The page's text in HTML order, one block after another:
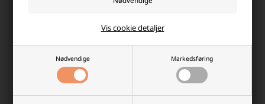
Nødvendige Markedsføring
Vis cookie detaljer
Afsendes mandag
+
Afsendes mandag
+